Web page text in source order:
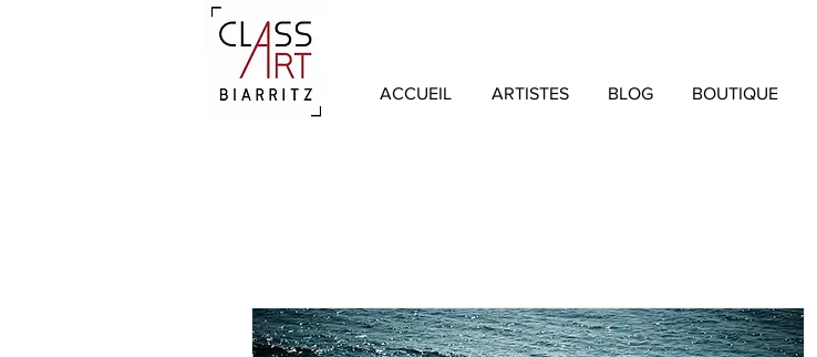
ACCUEIL ARTISTES BLOG BOUTIQUE